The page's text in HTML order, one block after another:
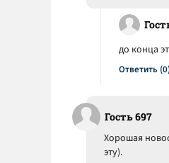
Ответить
до конца
Гость 697
Хорошая
эту).